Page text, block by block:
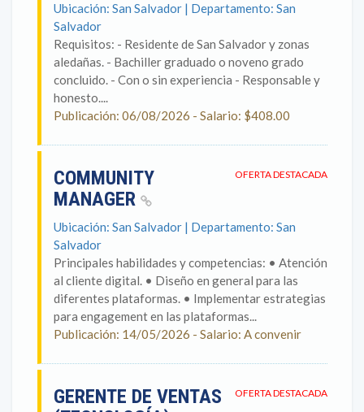
Ubicación: San Salvador | Departamento: San
Salvador
Requisitos: - Residente de San Salvador y zonas
aledañas. - Bachiller graduado o noveno grado
concluido. - Con o sin experiencia - Responsable y
honesto....
Publicación: 06/08/2026 - Salario: $408.00
OFERTA DESTACADA
COMMUNITY
MANAGER
Ubicación: San Salvador | Departamento: San
Salvador
Principales habilidades y competencias: • Atención
al cliente digital. • Diseño en general para las
diferentes plataformas. • Implementar estrategias
para engagement en las plataformas...
Publicación: 14/05/2026 - Salario: A convenir
OFERTA DESTACADA
GERENTE DE VENTAS